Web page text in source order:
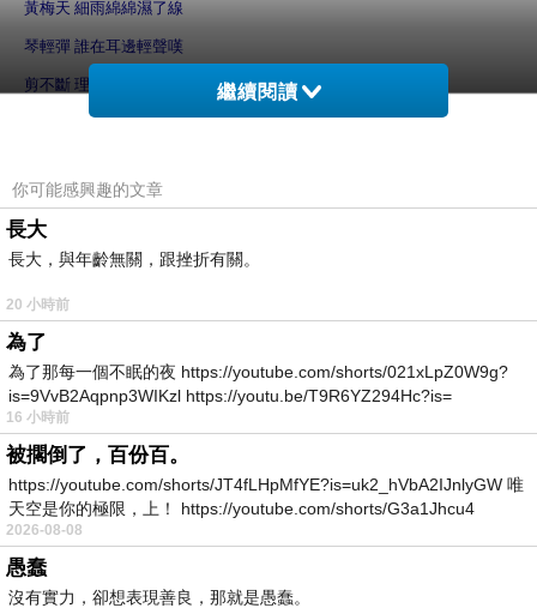
黃梅天 細雨綿綿濕了線
琴輕彈 誰在耳邊輕聲嘆
剪不斷 理還亂
萬縷千絲不成篇
初相見 與君漫步山水間
手輕牽 怎訴柔腸千萬千
望穿秋水奈何天
驀然間 已是人間多少年
上青天 抽出心絲與君牽
心相連 任他銀河浪滔天
芳華減 不見當年你的臉
日月長 真情化雨滿人間(摘自網路資料)
之所以會知道這首歌
是從一個影片知道這曲子
繼續閱讀
你可能感興趣的文章
長大
長大，與年齡無關，跟挫折有關。
20 小時前
為了
為了那每一個不眠的夜 https://youtube.com/shorts/021xLpZ0W9g?
is=9VvB2Aqpnp3WIKzl https://youtu.be/T9R6YZ294Hc?is=
16 小時前
被擱倒了，百份百。
https://youtube.com/shorts/JT4fLHpMfYE?is=uk2_hVbA2IJnlyGW 唯
天空是你的極限，上！ https://youtube.com/shorts/G3a1Jhcu4
2026-08-08
愚蠢
沒有實力，卻想表現善良，那就是愚蠢。